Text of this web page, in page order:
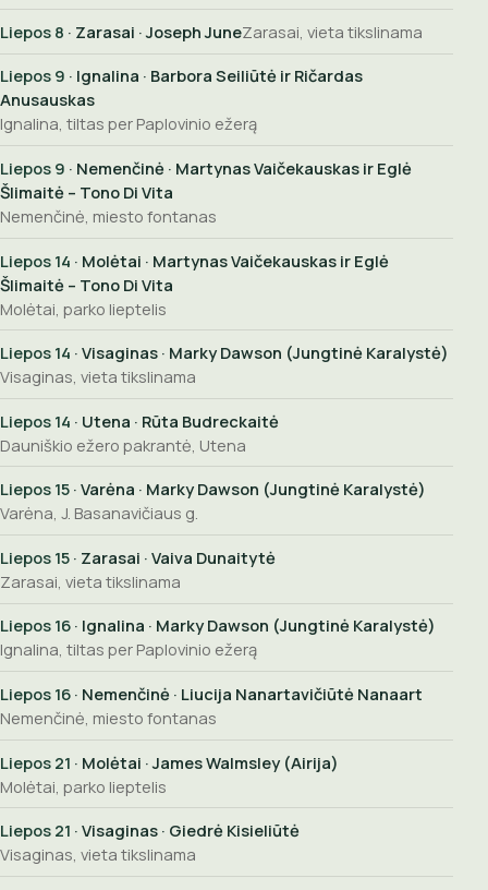
Liepos 8 · Zarasai · Joseph JuneZarasai, vieta tikslinama
Liepos 9 · Ignalina · Barbora Seiliūtė ir Ričardas
Anusauskas
Ignalina, tiltas per Paplovinio ežerą
Liepos 9 · Nemenčinė · Martynas Vaičekauskas ir Eglė
Šlimaitė – Tono Di Vita
Nemenčinė, miesto fontanas
Liepos 14 · Molėtai · Martynas Vaičekauskas ir Eglė
Šlimaitė – Tono Di Vita
Molėtai, parko lieptelis
Liepos 14 · Visaginas · Marky Dawson (Jungtinė Karalystė)
Visaginas, vieta tikslinama
Liepos 14 · Utena · Rūta Budreckaitė
Dauniškio ežero pakrantė, Utena
Liepos 15 · Varėna · Marky Dawson (Jungtinė Karalystė)
Varėna, J. Basanavičiaus g.
Liepos 15 · Zarasai · Vaiva Dunaitytė
Zarasai, vieta tikslinama
Liepos 16 · Ignalina · Marky Dawson (Jungtinė Karalystė)
Ignalina, tiltas per Paplovinio ežerą
Liepos 16 · Nemenčinė · Liucija Nanartavičiūtė Nanaart
Nemenčinė, miesto fontanas
Liepos 21 · Molėtai · James Walmsley (Airija)
Molėtai, parko lieptelis
Liepos 21 · Visaginas · Giedrė Kisieliūtė
Visaginas, vieta tikslinama